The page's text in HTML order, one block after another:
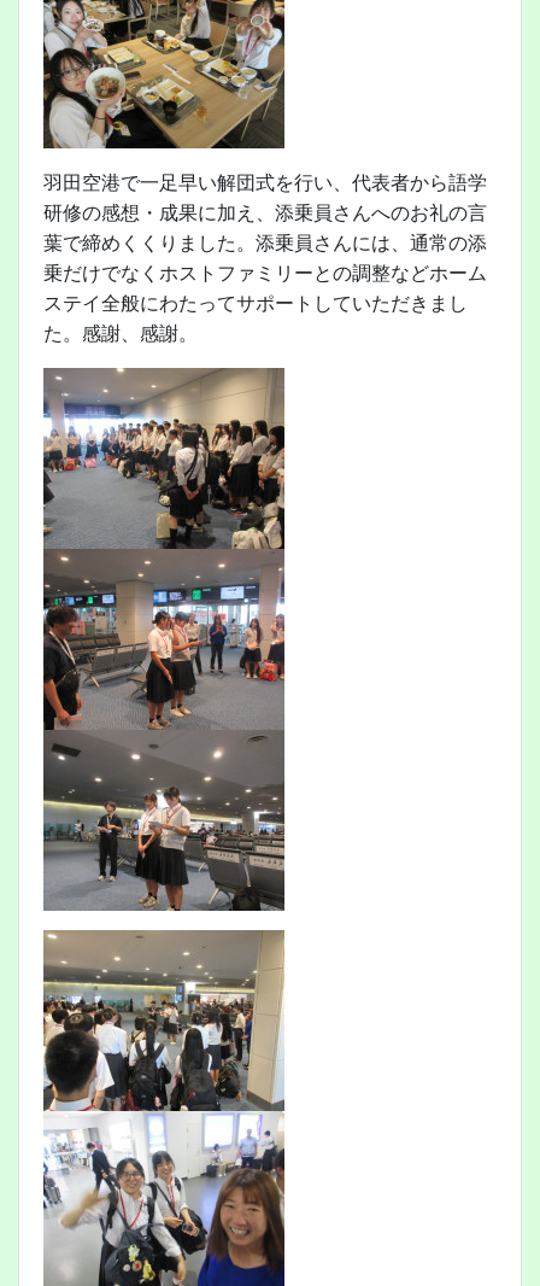
羽田空港で一足早い解団式を行い、代表者から語学
研修の感想・成果に加え、添乗員さんへのお礼の言
葉で締めくくりました。添乗員さんには、通常の添
乗だけでなくホストファミリーとの調整などホーム
ステイ全般にわたってサポートしていただきまし
た。感謝、感謝。